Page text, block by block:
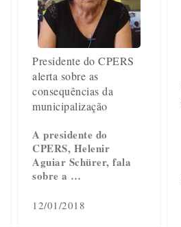
Presidente do CPERS
alerta sobre as
consequências da
municipalização
A presidente do
CPERS, Helenir
Aguiar Schürer, fala
sobre a …
12/01/2018